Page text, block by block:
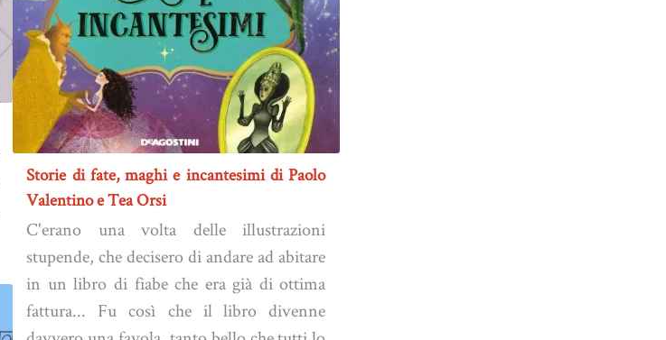
Storie di fate, maghi e incantesimi di Paolo
Valentino e Tea Orsi
C'erano una volta delle illustrazioni
stupende, che decisero di andare ad abitare
in un libro di fiabe che era già di ottima
fattura... Fu così che il libro divenne